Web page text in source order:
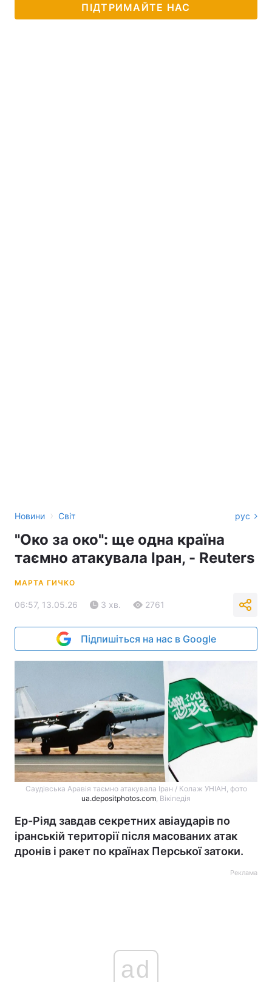
ПІДТРИМАЙТЕ НАС
Новини › Світ рус
"Око за око": ще одна країна
таємно атакувала Іран, - Reuters
МАРТА ГИЧКО
06:57, 13.05.26 3 хв. 2761
Підпишіться на нас в Google
Саудівська Аравія таємно атакувала Іран / Колаж УНІАН, фото
ua.depositphotos.com , Вікіпедія
Ер-Ріяд завдав секретних авіаударів по
іранській території після масованих атак
дронів і ракет по країнах Перської затоки.
Реклама
ad